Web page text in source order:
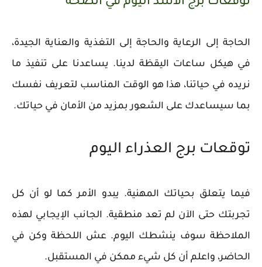
الحاجة إلى الرعاية والحاجة إلى التغذية والعناية الجيدة،
في هيكل ساعات اليقظة لدينا. يساعدنا على تنفيذ ما
نريده في حياتنا، هذا هو الوقت المناسب لتعريف نفسك
بما سيساعدك على الشعور بمزيد من الأمان في حياتك.
توقعات برج العذراء اليوم
فيما يتعلق بحياتك المهنية. يبدو الأمر كما لو أن كل
تجربتك حتى الآن لم تعد منطقية. الجانب الإيجابي لهذه
الملاحظة سوف ينشطك اليوم. عش اللحظة وكن في
الحاضر، واعلم أن كل شيء ممكن في المستقبل.